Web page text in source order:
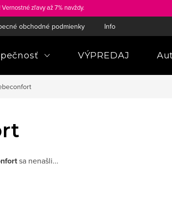
zľavy až 7% navždy.
obchodné podmienky Informácie a poučenia
VÝPREDAJ
sa nenašli...